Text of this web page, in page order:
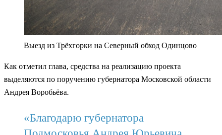
Выезд из Трёхгорки на Северный обход Одинцово
Как отметил глава, средства на реализацию проекта
выделяются по поручению губернатора Московской области
Андрея Воробьёва.
«Благодарю губернатора